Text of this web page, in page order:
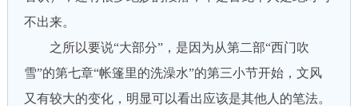
不出来。
之所以要说“大部分”，是因为从第二部“西门吹
雪”的第七章“帐篷里的洗澡水”的第三小节开始，文风
又有较大的变化，明显可以看出应该是其他人的笔法。